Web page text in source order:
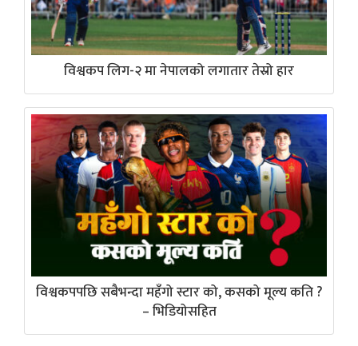
विश्वकप लिग-२ मा नेपालको लगातार तेस्रो हार
विश्वकपपछि सबैभन्दा महँगो स्टार को, कसको मूल्य कति ?
– भिडियोसहित